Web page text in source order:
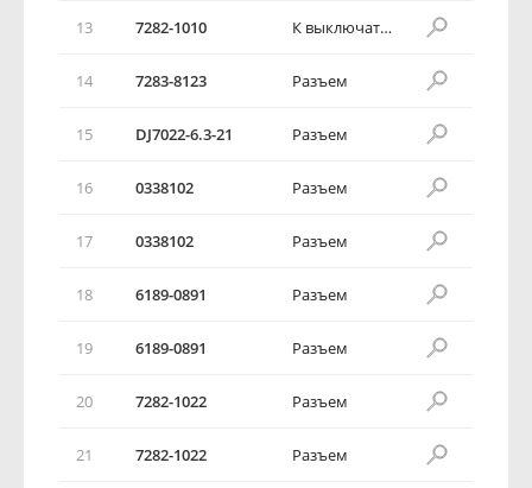
13 7282-1010 К выключателю лампы освещения багажного отсека
14 7283-8123 Разъем
15 DJ7022-6.3-21 Разъем
16 0338102 Разъем
17 0338102 Разъем
18 6189-0891 Разъем
19 6189-0891 Разъем
20 7282-1022 Разъем
21 7282-1022 Разъем